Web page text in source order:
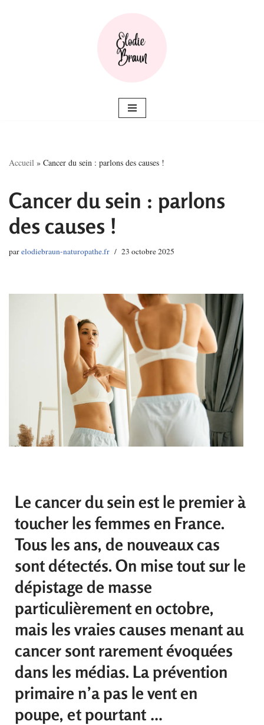
Accueil » Cancer du sein : parlons des causes !
Cancer du sein : parlons
des causes !
parelodiebraun-naturopathe.fr 23 octobre 2025
Le cancer du sein est le premier à
toucher les femmes en France.
Tous les ans, de nouveaux cas
sont détectés. On mise tout sur le
dépistage de masse
particulièrement en octobre,
mais les vraies causes menant au
cancer sont rarement évoquées
dans les médias. La prévention
primaire n’a pas le vent en
poupe, et pourtant …